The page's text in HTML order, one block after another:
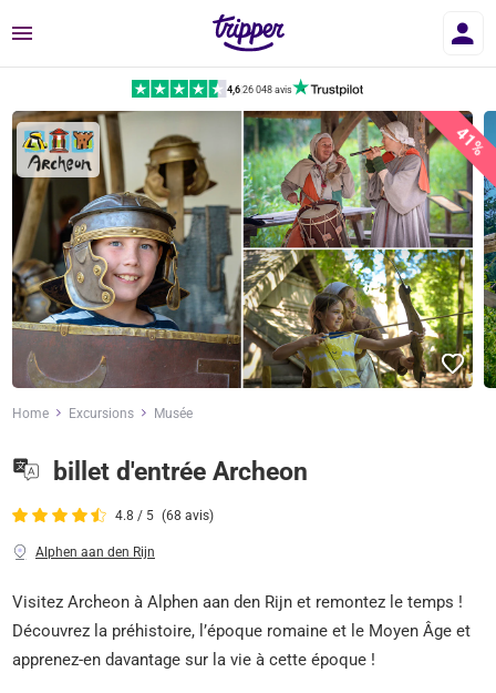
Menu
4,6|26 048 avis
41%
Home Excursions Musée
billet d'entrée Archeon
4.8 / 5 (68 avis)
Alphen aan den Rijn
Visitez Archeon à Alphen aan den Rijn et remontez le temps !
Découvrez la préhistoire, l’époque romaine et le Moyen Âge et
apprenez-en davantage sur la vie à cette époque !